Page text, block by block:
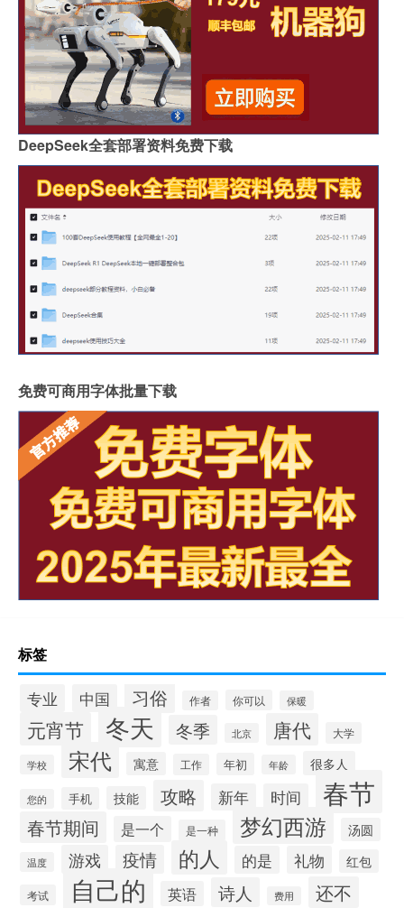
DeepSeek全套部署资料免费下载
免费可商用字体批量下载
标签
专业 中国 习俗 作者 你可以 保暖
元宵节 冬天 冬季 北京 唐代 大学
学校 宋代 寓意 工作 年初 年龄 很多人
您的 手机 技能 攻略 新年 时间 春节
春节期间 是一个 是一种 梦幻西游 汤圆
温度 游戏 疫情 的人 的是 礼物 红包
考试 自己的 英语 诗人 费用 还不